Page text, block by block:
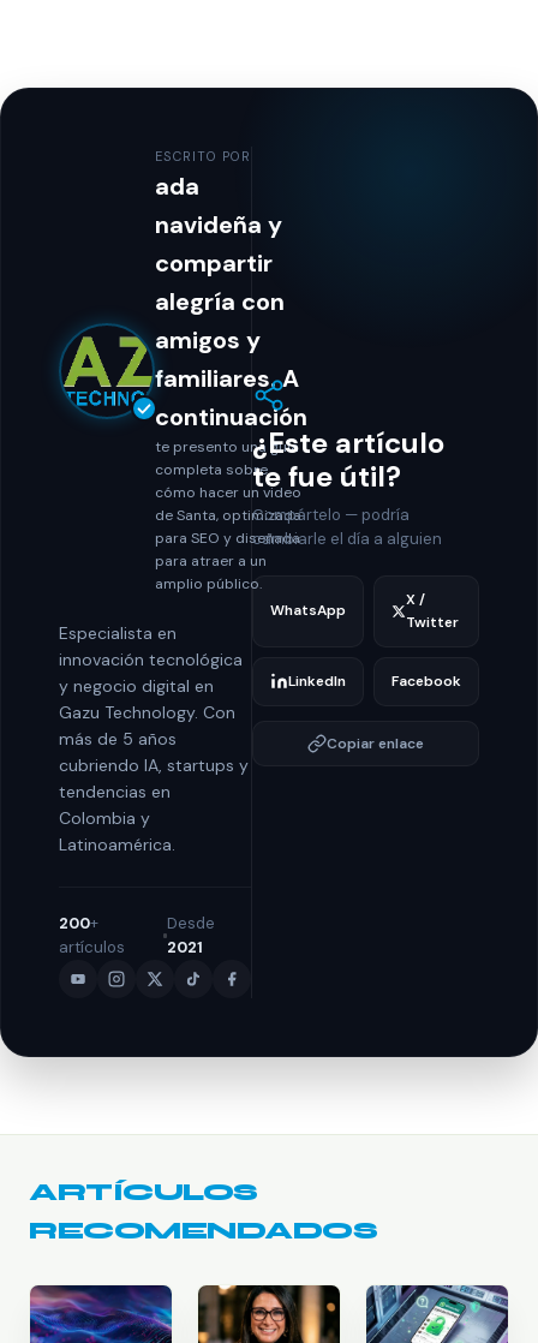
ESCRITO POR
ada
navideña y
compartir
alegría con
amigos y
familiares. A
continuación
te presento una guía
completa sobre
cómo hacer un video
de Santa, optimizada
para SEO y diseñada
para atraer a un
amplio público.
Especialista en
innovación tecnológica
y negocio digital en
Gazu Technology. Con
más de 5 años
cubriendo IA, startups y
tendencias en
Colombia y
Latinoamérica.
200+
artículos
Desde
2021
¿Este artículo
te fue útil?
Compártelo — podría
cambiarle el día a alguien
WhatsApp
X /
Twitter
LinkedIn Facebook
Copiar enlace
ARTÍCULOS
RECOMENDADOS